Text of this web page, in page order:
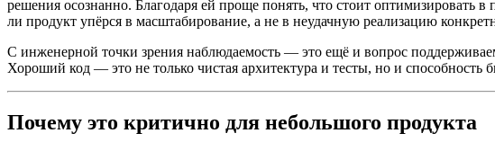
решения осознанно. Благодаря ей проще понять, что стоит оптимизировать
ли продукт упёрся в масштабирование, а не в неудачную реализацию
С инженерной точки зрения наблюдаемость — это ещё и вопрос
Хороший код — это не только чистая архитектура и тесты, но и способность
Почему это критично для небольшого продукта